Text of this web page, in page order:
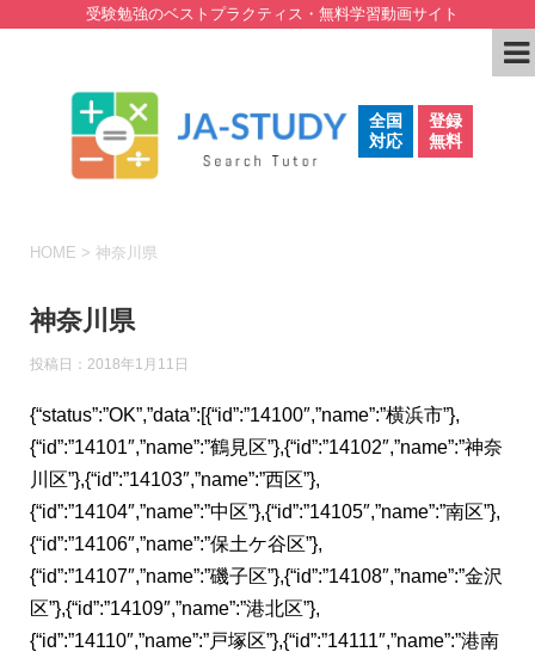
受験勉強のベストプラクティス・無料学習動画サイト
全国
対応
登録
無料
HOME > 神奈川県
神奈川県
投稿日： 2018年1月11日
{“status”:”OK”,”data”:[{“id”:”14100″,”name”:”横浜市”},
{“id”:”14101″,”name”:”鶴見区”},{“id”:”14102″,”name”:”神奈
川区”},{“id”:”14103″,”name”:”西区”},
{“id”:”14104″,”name”:”中区”},{“id”:”14105″,”name”:”南区”},
{“id”:”14106″,”name”:”保土ケ谷区”},
{“id”:”14107″,”name”:”磯子区”},{“id”:”14108″,”name”:”金沢
区”},{“id”:”14109″,”name”:”港北区”},
{“id”:”14110″,”name”:”戸塚区”},{“id”:”14111″,”name”:”港南